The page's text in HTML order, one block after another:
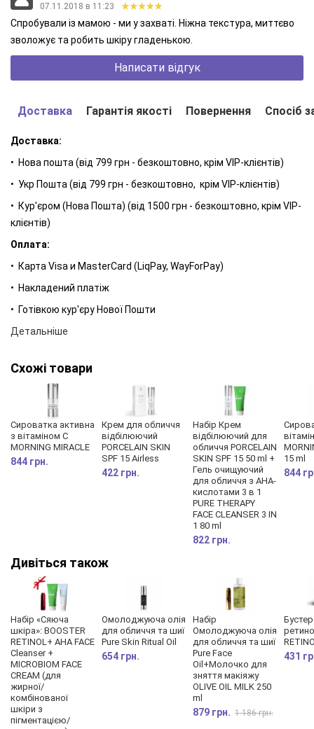
• зміцнює шкіру і повертає їй пружність;
• допомагає розгладити зморшки, уповільнюючи появу нових;
• освітлює пігментні плями і веснянки за рахунок блокування
фотостаріння.
Але є складність: вітамін С дуже крихкий і швидко
окислюється. Тому в сироватці Lambre Morning Miracle він
знаходиться «в компанії» стабілізуючих компонентів,
наприклад, глікозида. На відміну від L-аскорбінової кислоти,
яка зустрічається в дешевій косметиці, стабілізована
Унікальна сироватка створена спеціально для Вас.
Поглянувши в дзеркало після пробудження, Ви будете
насолоджуватися станом Вашої шкіри.
Сироватка помітно покращує стан шкіри вже після першого
застосування. Щоденне використання гарантує
тривалий ефективний захист від зморшок. Щоденне
застосування сироватки запобігає появі нових зморшок.
• 100% зволоження шкіри протягом 3 годин після
застосування;
• 65% респондентів відзначили моментальний ліфтинг-ефект;
• помітно зволожена та гладка шкіра після 3 тижнів
регулярного використання сироватки, на думку 95% жінок.
АКТИВНІ ІНГРЕДІЄНТИ
07.11.2018 в 11:23
Спробували із мамою - ми у захваті. Ніжна текстура, миттєво
зволожує та робить шкіру гладенькою.
Написати відгук
Доставка Гарантія якості Повернення Спосіб
Доставка:
• Нова пошта (від 799 грн - безкоштовно, крім VIP-клієнтів)
• Укр Пошта (від 799 грн - безкоштовно, крім VIP-клієнтів)
• Кур'єром (Нова Пошта) (від 1500 грн - безкоштовно, крім VIP-
клієнтів)
Оплата:
• Карта Visa и MasterCard (LiqPay, WayForPay)
• Накладений платіж
• Готівкою кур'єру Нової Пошти
Детальніше
Схожі товари
Сироватка активна
з вітаміном C
MORNING MIRACLE
844 грн.
Крем для обличчя
відбілюючий
PORCELAIN SKIN
SPF 15 Airless
422 грн.
Набір Крем
відбілюючий для
обличчя PORCELAIN
SKIN SPF 15 50 ml +
Гель очищуючий
для обличчя з АНА-
кислотами 3 в 1
PURE THERAPY
FACE CLEANSER 3 IN
1 80 ml
822 грн.
15 ml
844
Дивіться також
Набір «Сяюча
шкіра»: BOOSTER
RETINOL+ AHA FACE
Cleanser +
MICROBIOM FACE
CREAM (для
жирної/
комбінованої
шкіри з
пігментацією/
Омолоджуюча олія
для обличчя та шиї
Pure Skin Ritual Oil
654 грн.
Набір
Омолоджуюча олія
для обличчя та шиї
Pure Face
Oil+Молочко для
зняття макіяжу
OLIVE OIL MILK 250
ml
879 грн. 1 186 грн.
431